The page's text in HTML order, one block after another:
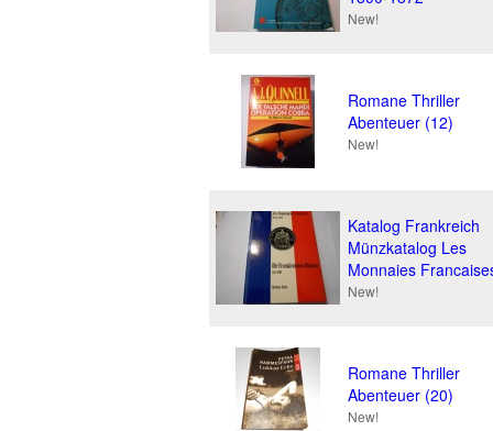
New!
Romane Thriller
Abenteuer (12)
New!
Katalog Frankreich
Münzkatalog Les
Monnaies
New!
Romane Thriller
Abenteuer (20)
New!